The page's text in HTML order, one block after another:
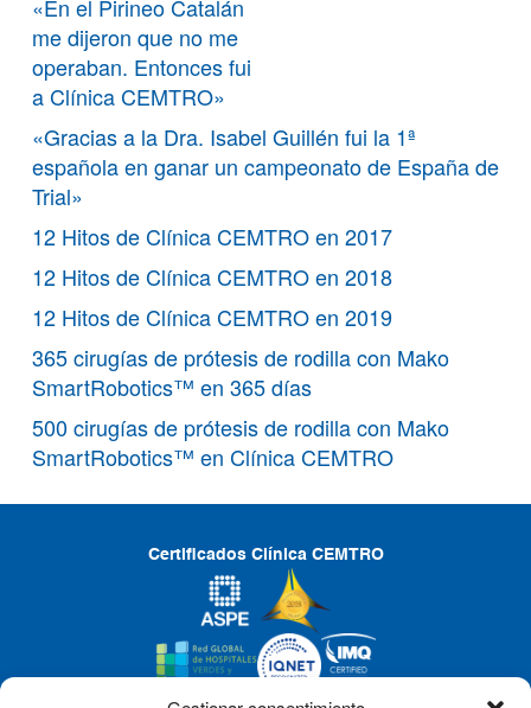
«En el Pirineo Catalán
me dijeron que no me
operaban. Entonces fui
a Clínica CEMTRO»
«Gracias a la Dra. Isabel Guillén fui la 1ª
española en ganar un campeonato de España de
Trial»
12 Hitos de Clínica CEMTRO en 2017
12 Hitos de Clínica CEMTRO en 2018
12 Hitos de Clínica CEMTRO en 2019
365 cirugías de prótesis de rodilla con Mako
SmartRobotics™ en 365 días
500 cirugías de prótesis de rodilla con Mako
SmartRobotics™ en Clínica CEMTRO
Certificados Clínica CEMTRO